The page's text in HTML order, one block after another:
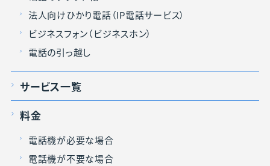
法人向けひかり電話（IP電話サービス）
ビジネスフォン（ビジネスホン）
電話の引っ越し
サービス一覧
料金
電話機が必要な場合
電話機が不要な場合